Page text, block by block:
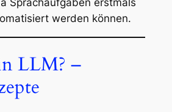
werden können.
LLM? –